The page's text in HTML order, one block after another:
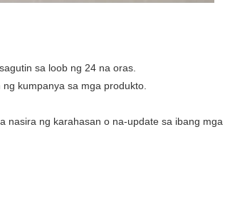
sa loob ng 24 na oras.
kumpanya sa mga produkto.
nasira ng karahasan o na-update sa ibang mga